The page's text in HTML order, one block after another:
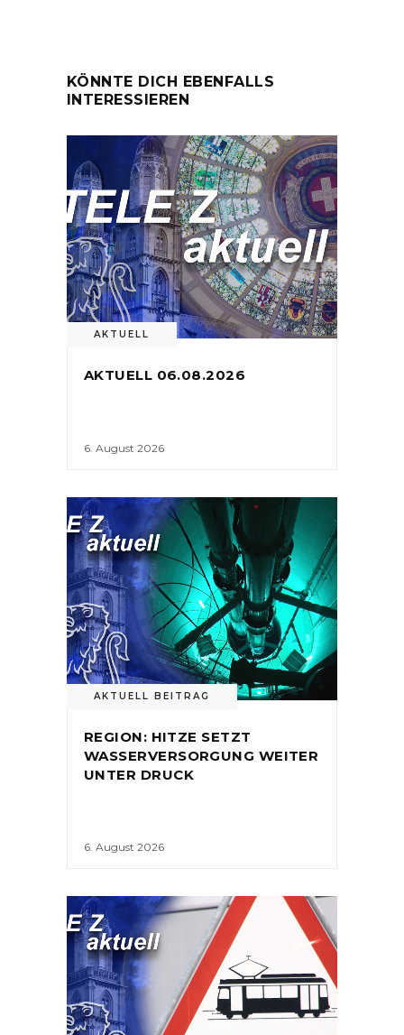
KÖNNTE DICH EBENFALLS
INTERESSIEREN
AKTUELL
AKTUELL 06.08.2026
6. August 2026
AKTUELL BEITRAG
REGION: HITZE SETZT
WASSERVERSORGUNG WEITER
UNTER DRUCK
6. August 2026